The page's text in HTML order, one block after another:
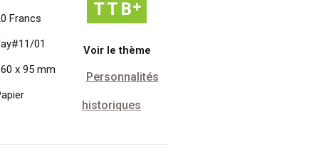
Francs
01
x 95 mm
Voir le thème
Personnalités
historiques